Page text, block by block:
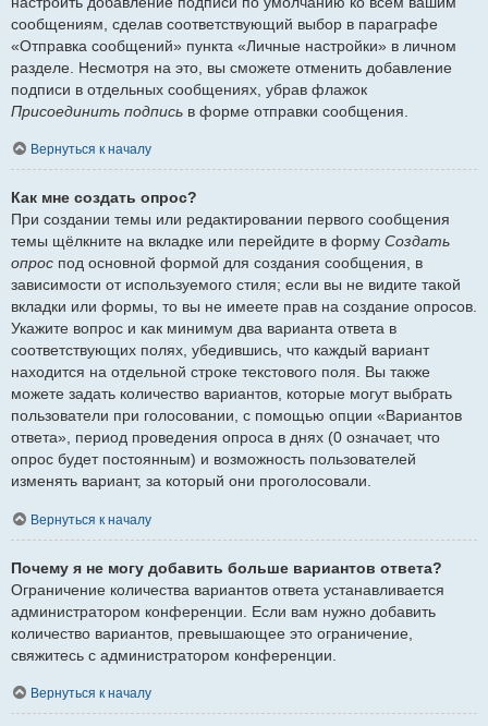
сообщениям, сделав соответствующий выбор в параграфе
«Отправка сообщений» пункта «Личные настройки» в личном
разделе. Несмотря на это, вы сможете отменить добавление
подписи в отдельных сообщениях, убрав флажок
Присоединить подпись в форме отправки сообщения.
Вернуться к началу
Как мне создать опрос?
При создании темы или редактировании первого сообщения
темы щёлкните на вкладке или перейдите в форму Создать
опрос под основной формой для создания сообщения, в
зависимости от используемого стиля; если вы не видите такой
вкладки или формы, то вы не имеете прав на создание опросов.
Укажите вопрос и как минимум два варианта ответа в
соответствующих полях, убедившись, что каждый вариант
находится на отдельной строке текстового поля. Вы также
можете задать количество вариантов, которые могут выбрать
пользователи при голосовании, с помощью опции «Вариантов
ответа», период проведения опроса в днях (0 означает, что
опрос будет постоянным) и возможность пользователей
изменять вариант, за который они проголосовали.
Вернуться к началу
Почему я не могу добавить больше вариантов ответа?
Ограничение количества вариантов ответа устанавливается
администратором конференции. Если вам нужно добавить
количество вариантов, превышающее это ограничение,
свяжитесь с администратором конференции.
Вернуться к началу